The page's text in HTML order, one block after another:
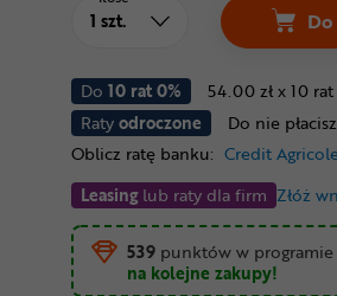
Do 10 rat 0%
54.00 zł x 10
Ratyodroczone
Do nie
Oblicz ratę banku: Credit
Leasinglub raty dla firm Złóż
539 punktów w programie
na kolejne zakupy!